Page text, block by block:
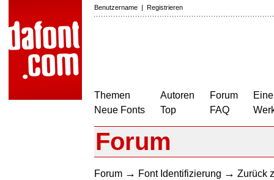
Benutzername | Registrieren
Themen
Neue Fonts
Autoren
Top
Forum
FAQ
Forum
Forum → Font Identifizierung → Zurück